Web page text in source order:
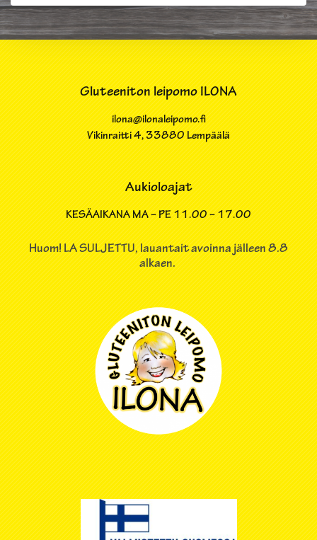
Gluteeniton leipomo ILONA
ilona@ilonaleipomo.fi
Vikinraitti 4​, 33880 Lempäälä
Aukioloajat
KESÄAIKANA MA – PE11.00 – 17.00
Huom! LA SULJETTU, lauantait avoinna jälleen 8.8
alkaen.